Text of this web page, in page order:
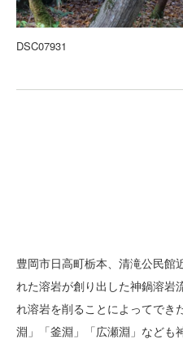
DSC07931
豊岡市日高町栃本、清滝公民館
れた溶岩が創り出した神鍋溶岩
れ溶岩を削ることによってでき
淵」「釜淵」「広瀬淵」なども